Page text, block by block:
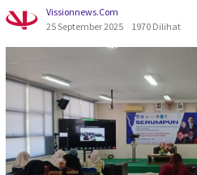
Vissionnews.com
25 September 2025
1970 Dilihat